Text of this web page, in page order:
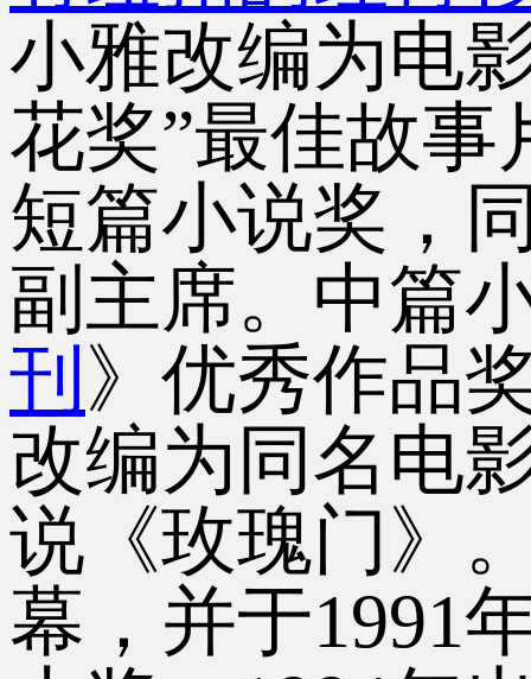
小雅改编为电
花奖”最佳故事
短篇小说奖，
副主席。中篇
刊》优秀作品
改编为同名电
说《玫瑰门》
幕，并于1991